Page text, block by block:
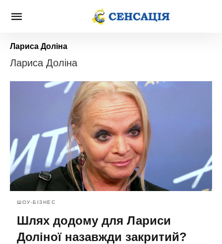
Лариса Доліна
Лариса Доліна
ШОУ-БІЗНЕС
Шлях додому для Лариси
Доліної назавжди закритий?